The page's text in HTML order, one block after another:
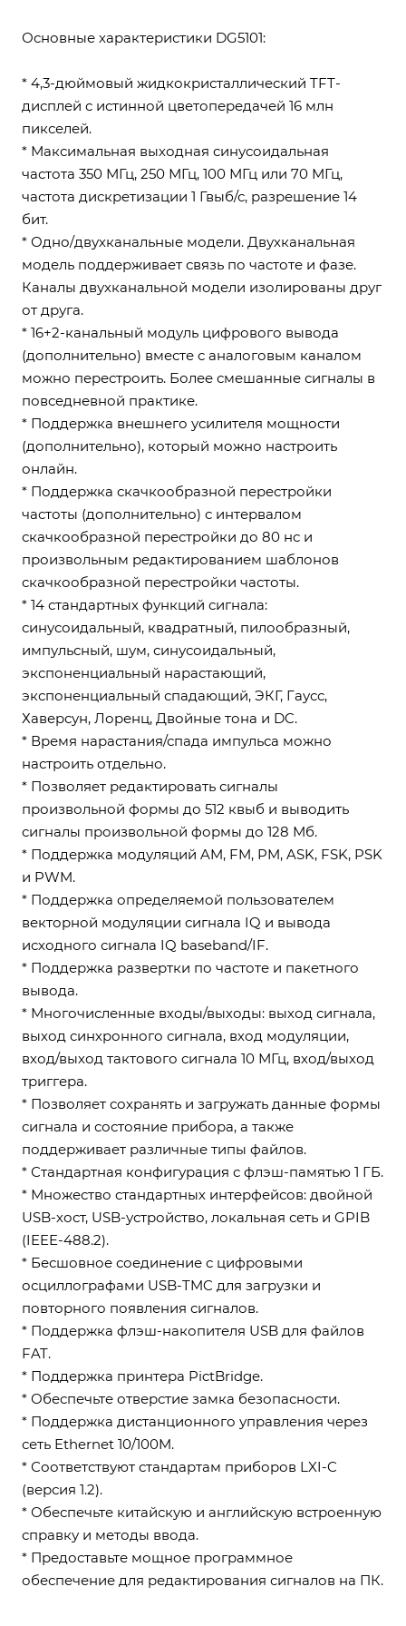
Основные характеристики DG5101:
* 4,3-дюймовый жидкокристаллический TFT-
дисплей с истинной цветопередачей 16 млн
пикселей.
* Максимальная выходная синусоидальная
частота 350 МГц, 250 МГц, 100 МГц или 70 МГц,
частота дискретизации 1 Гвыб/с, разрешение 14
бит.
* Одно/двухканальные модели. Двухканальная
модель поддерживает связь по частоте и фазе.
Каналы двухканальной модели изолированы друг
от друга.
* 16+2-канальный модуль цифрового вывода
(дополнительно) вместе с аналоговым каналом
можно перестроить. Более смешанные сигналы в
повседневной практике.
* Поддержка внешнего усилителя мощности
(дополнительно), который можно настроить
онлайн.
* Поддержка скачкообразной перестройки
частоты (дополнительно) с интервалом
скачкообразной перестройки до 80 нс и
произвольным редактированием шаблонов
скачкообразной перестройки частоты.
* 14 стандартных функций сигнала:
синусоидальный, квадратный, пилообразный,
импульсный, шум, синусоидальный,
экспоненциальный нарастающий,
экспоненциальный спадающий, ЭКГ, Гаусс,
Хаверсун, Лоренц, Двойные тона и DC.
* Время нарастания/спада импульса можно
настроить отдельно.
* Позволяет редактировать сигналы
произвольной формы до 512 квыб и выводить
сигналы произвольной формы до 128 Мб.
* Поддержка модуляций AM, FM, PM, ASK, FSK, PSK
и PWM.
* Поддержка определяемой пользователем
векторной модуляции сигнала IQ и вывода
исходного сигнала IQ baseband/IF.
* Поддержка развертки по частоте и пакетного
вывода.
* Многочисленные входы/выходы: выход сигнала,
выход синхронного сигнала, вход модуляции,
вход/выход тактового сигнала 10 МГц, вход/выход
триггера.
* Позволяет сохранять и загружать данные формы
сигнала и состояние прибора, а также
поддерживает различные типы файлов.
* Стандартная конфигурация с флэш-памятью 1 ГБ.
* Множество стандартных интерфейсов: двойной
USB-хост, USB-устройство, локальная сеть и GPIB
(IEEE-488.2).
* Бесшовное соединение с цифровыми
осциллографами USB-TMC для загрузки и
повторного появления сигналов.
* Поддержка флэш-накопителя USB для файлов
FAT.
* Поддержка принтера PictBridge.
* Обеспечьте отверстие замка безопасности.
* Поддержка дистанционного управления через
сеть Ethernet 10/100M.
* Соответствуют стандартам приборов LXI-C
(версия 1.2).
* Обеспечьте китайскую и английскую встроенную
справку и методы ввода.
* Предоставьте мощное программное
обеспечение для редактирования сигналов на ПК.